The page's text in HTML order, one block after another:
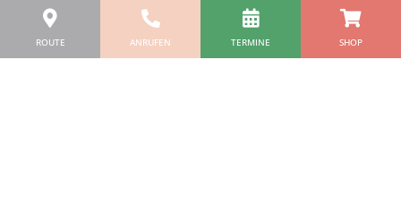
springen
ROUTE ANRUFEN TERMINE SHOP